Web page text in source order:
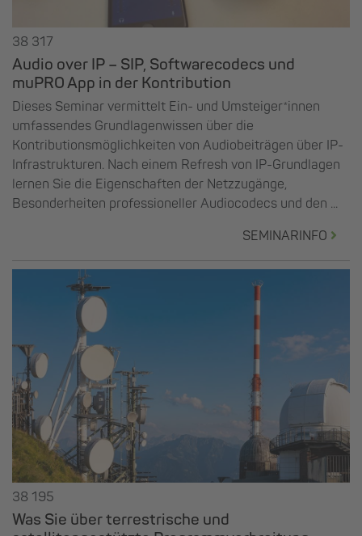
38 317
Audio over IP – SIP, Softwarecodecs und
muPRO App in der Kontribution
Dieses Seminar vermittelt Ein- und Umsteiger*innen
umfassendes Grundlagenwissen über die
Kontributionsmöglichkeiten von Audiobeiträgen über IP-
Infrastrukturen. Nach einem Refresh von IP-Grundlagen
lernen Sie die Eigenschaften der Netzzugänge,
Besonderheiten professioneller Audiocodecs und den ...
SEMINARINFO
38 195
Was Sie über terrestrische und